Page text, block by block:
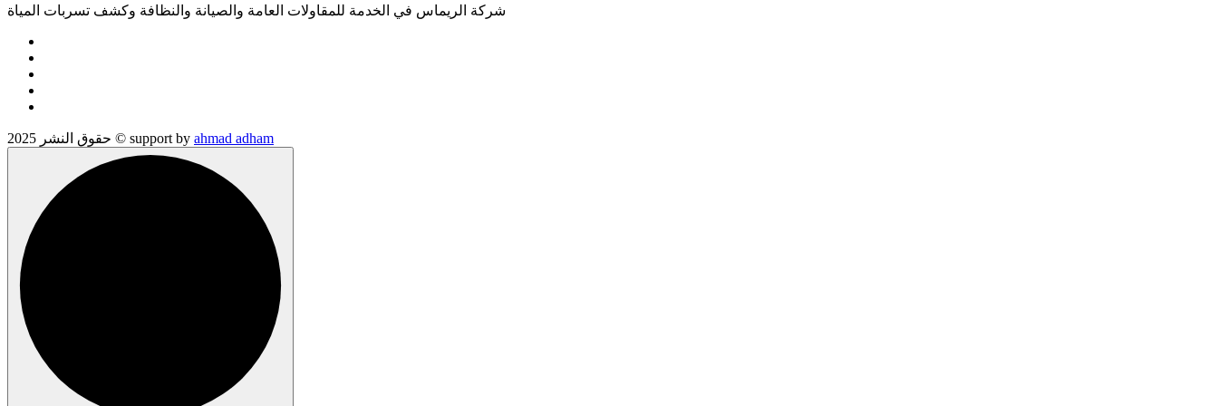
شركة الريماس في الخدمة للمقاولات العامة والصيانة والنظافة وكشف تسربات المياة
حقوق النشر 2025 © support by ahmad adham